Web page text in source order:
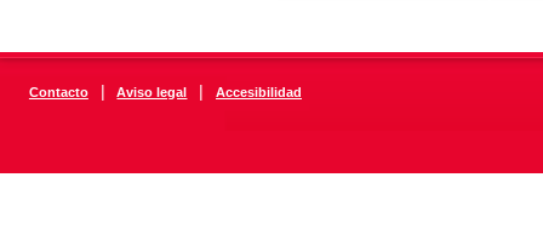
Contacto | Aviso legal | Accesibilidad